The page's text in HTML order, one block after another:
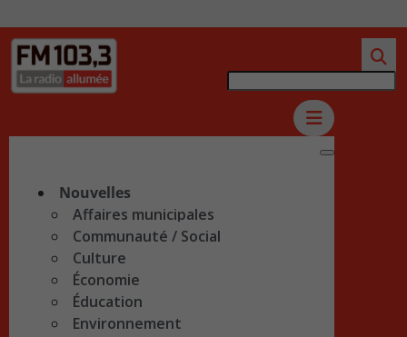
Nouvelles
Affaires municipales
Communauté / Social
Culture
Économie
Éducation
Environnement